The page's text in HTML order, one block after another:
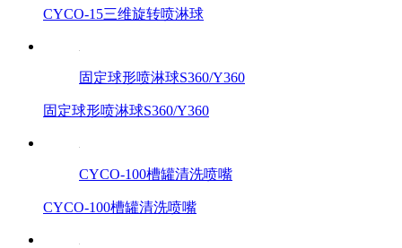
CYCO-15三维旋转喷淋球
固定球形喷淋球S360/Y360
固定球形喷淋球S360/Y360
CYCO-100槽罐清洗喷嘴
CYCO-100槽罐清洗喷嘴